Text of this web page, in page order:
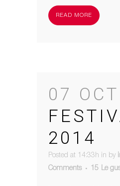
READ MORE
07 OCT
2014
Posted at 14:33h in by
Comments
15 Le